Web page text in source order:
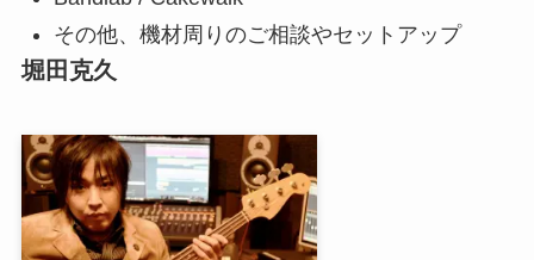
その他、機材周りのご相談やセットアップ
堀田克久